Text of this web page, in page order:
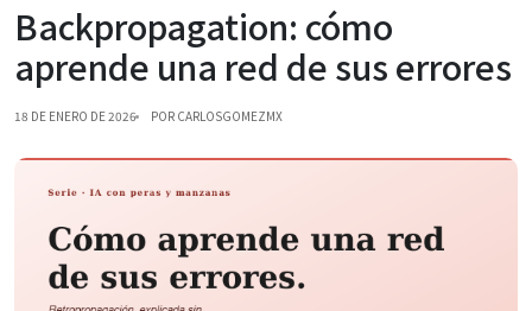
Backpropagation: cómo
aprende una red de sus errores
18 DE ENERO DE 2026 POR CARLOSGOMEZMX